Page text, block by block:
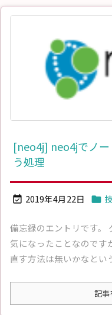
[neo4j] neo4jでノ
う処理
 2019年4月22日 
備忘録のエントリです。
気になったことなのです
直す方法は無いかなとい
記事